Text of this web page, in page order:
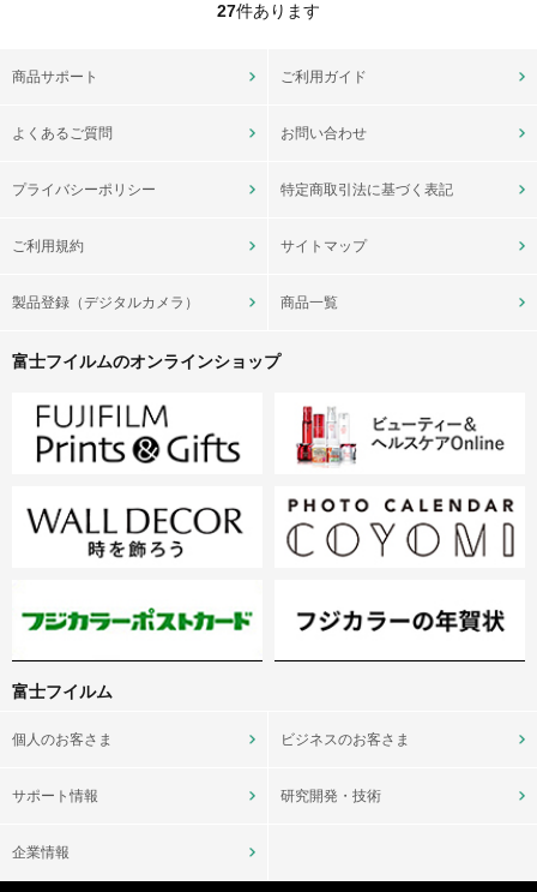
27件あります
商品サポート ご利用ガイド
よくあるご質問 お問い合わせ
プライバシーポリシー 特定商取引法に基づく表記
ご利用規約 サイトマップ
製品登録（デジタルカメラ） 商品一覧
富士フイルムのオンラインショップ
富士フイルム
個人のお客さま ビジネスのお客さま
サポート情報 研究開発・技術
企業情報